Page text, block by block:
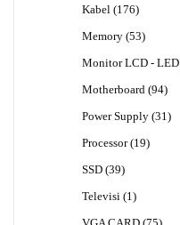
Kabel
176176
Memory 5353
Monitor LCD - LED
Motherboard 9494
Power Supply 31 31
Processor 1919
SSD 3939
Televisi
1 1
75